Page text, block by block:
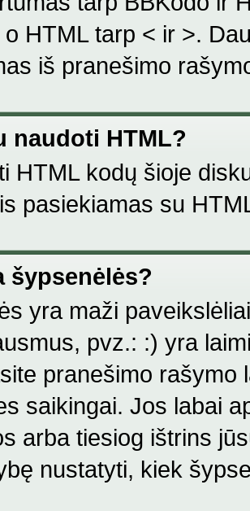
HTML tarp < ir >.
iš pranešimo
naudoti HTML?
HTML kodų šioje
pasiekiamas su
šypsenėlės?
yra maži
pvz.: :) yra
pranešimo rašymo
saikingai. Jos labai
arba tiesiog ištrins
nustatyti, kiek